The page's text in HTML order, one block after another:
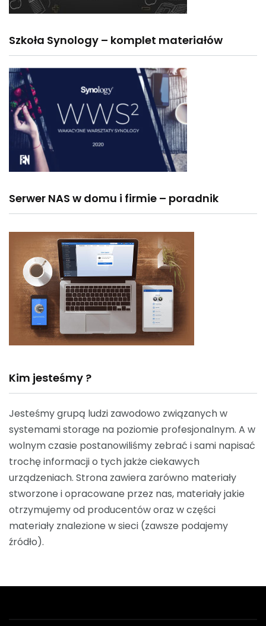
Szkoła Synology – komplet materiałów
Serwer NAS w domu i firmie – poradnik
Kim jesteśmy ?
Jesteśmy grupą ludzi zawodowo związanych w
systemami storage na poziomie profesjonalnym. A w
wolnym czasie postanowiliśmy zebrać i sami napisać
trochę informacji o tych jakże ciekawych
urządzeniach. Strona zawiera zarówno materiały
stworzone i opracowane przez nas, materiały jakie
otrzymujemy od producentów oraz w części
materiały znalezione w sieci (zawsze podajemy
źródło).